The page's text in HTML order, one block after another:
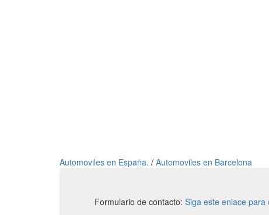
Automoviles en España. / Automoviles en Barcelona
Formulario de contacto: Siga este enlace